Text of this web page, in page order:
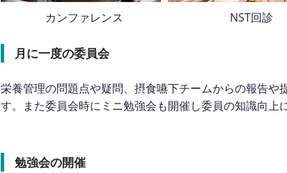
カンファレンス NST回診
月に一度の委員会
栄養管理の問題点や疑問、摂食嚥下チームからの報告
す。また委員会時にミニ勉強会も開催し委員の知識向上
勉強会の開催